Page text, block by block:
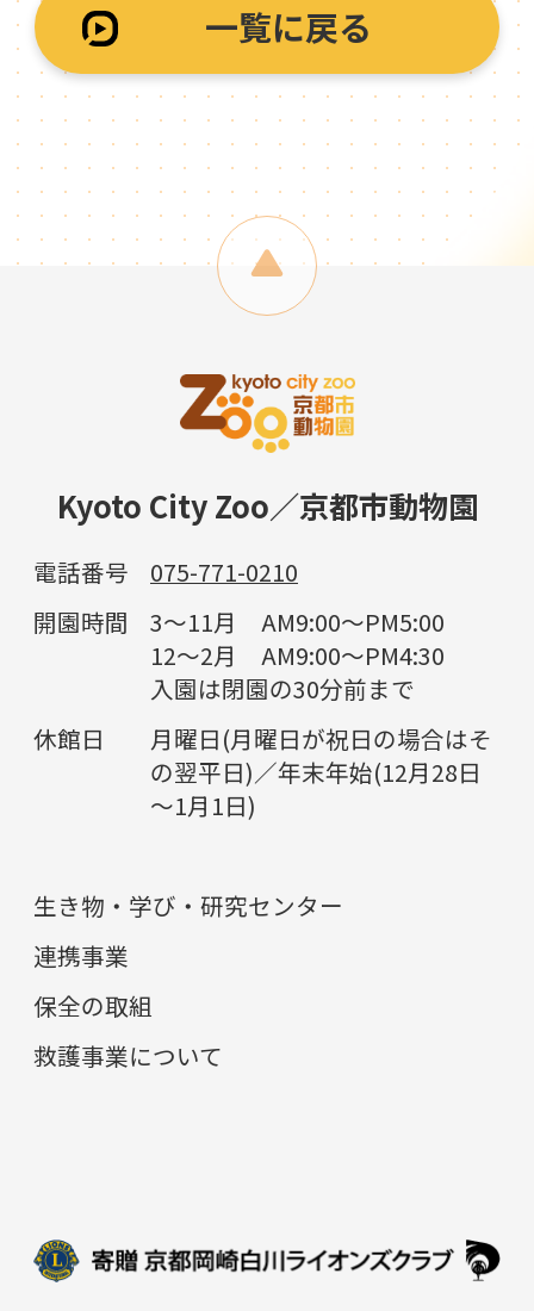
一覧に戻る
Kyoto City Zoo／京都市動物園
電話番号
075-771-0210
開園時間
3～11月 AM9:00～PM5:00
12～2月 AM9:00～PM4:30
入園は閉園の30分前まで
休館日
月曜日(月曜日が祝日の場合はそ
の翌平日)／年末年始(12月28日
～1月1日)
生き物・学び・研究センター
連携事業
保全の取組
救護事業について